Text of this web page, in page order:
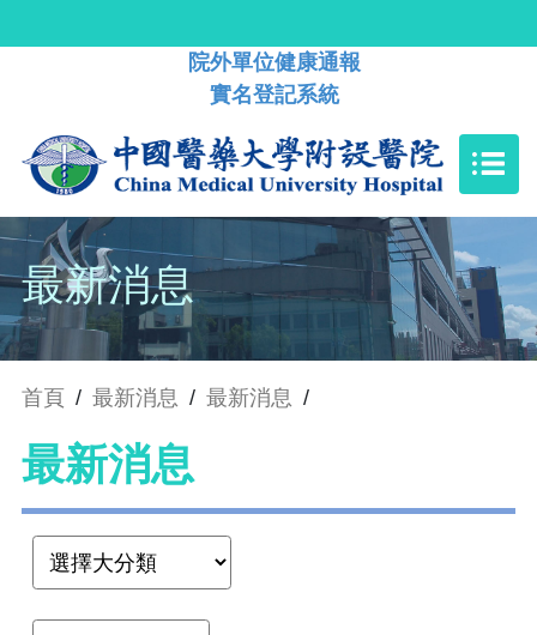
院外單位健康通報
實名登記系統
最新消息
首頁 / 最新消息 / 最新消息 /
最新消息